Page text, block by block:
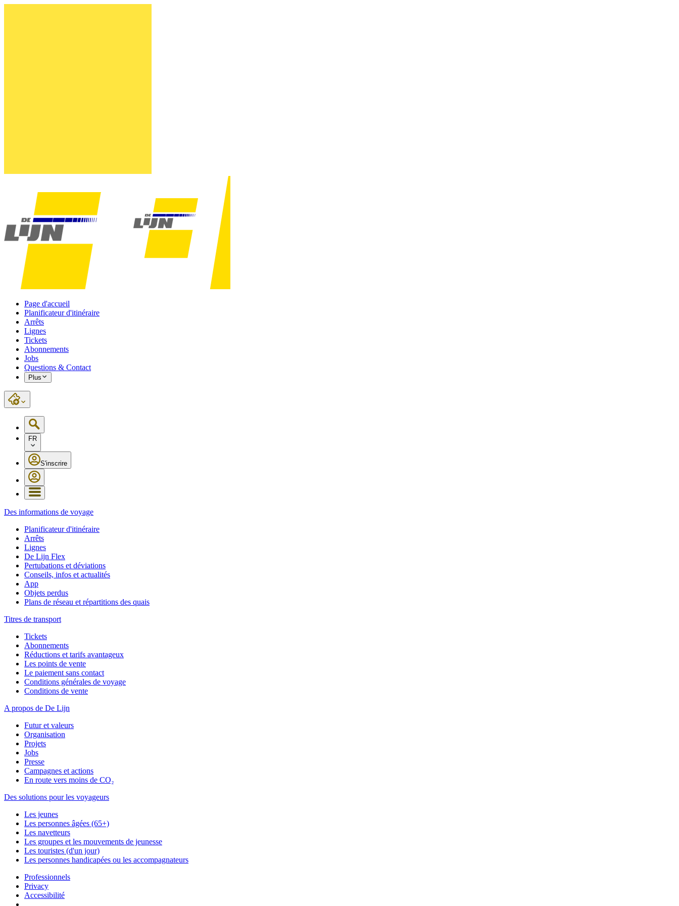
Page d'accueil
Planificateur d'itinéraire
Arrêts
Lignes
Tickets
Abonnements
Jobs
Questions & Contact
Plus
FR
S'inscrire
Des informations de voyage
Planificateur d'itinéraire
Arrêts
Lignes
De Lijn Flex
Pertubations et déviations
Conseils, infos et actualités
App
Objets perdus
Plans de réseau et répartitions des quais
Titres de transport
Tickets
Abonnements
Réductions et tarifs avantageux
Les points de vente
Le paiement sans contact
Conditions générales de voyage
Conditions de vente
A propos de De Lijn
Futur et valeurs
Organisation
Projets
Jobs
Presse
Campagnes et actions
En route vers moins de CO₂
Des solutions pour les voyageurs
Les jeunes
Les personnes âgées (65+)
Les navetteurs
Les groupes et les mouvements de jeunesse
Les touristes (d'un jour)
Les personnes handicapées ou les accompagnateurs
Professionnels
Privacy
Accessibilité